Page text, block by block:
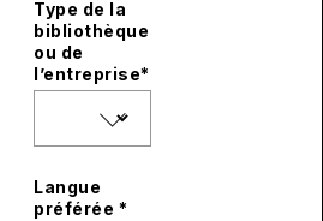
Type de la
bibliothèque
ou de
l’entreprise*
Langue
préférée *